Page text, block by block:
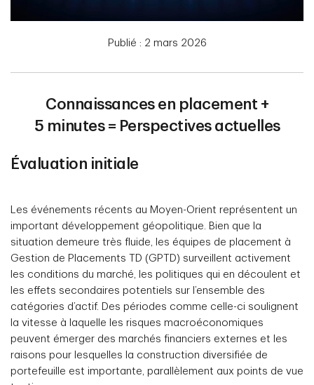
Publié : 2 mars 2026
Connaissances en placement +
5 minutes = Perspectives actuelles
Évaluation initiale
Les événements récents au Moyen-Orient représentent un
important développement géopolitique. Bien que la
situation demeure très fluide, les équipes de placement à
Gestion de Placements TD (GPTD) surveillent activement
les conditions du marché, les politiques qui en découlent et
les effets secondaires potentiels sur l’ensemble des
catégories d’actif. Des périodes comme celle-ci soulignent
la vitesse à laquelle les risques macroéconomiques
peuvent émerger des marchés financiers externes et les
raisons pour lesquelles la construction diversifiée de
portefeuille est importante, parallèlement aux points de vue